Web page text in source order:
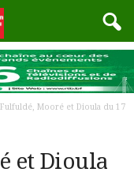
Fulfuldé, Mooré et Dioula du 17
et Dioula